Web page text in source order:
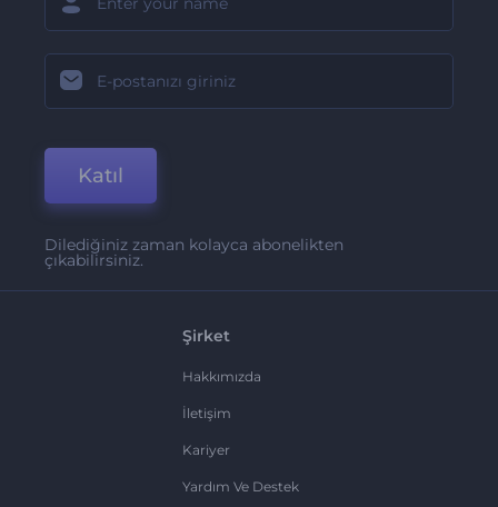
Katıl
Dilediğiniz zaman kolayca abonelikten
çıkabilirsiniz.
Şirket
Hakkımızda
İletişim
Kariyer
Yardım Ve Destek